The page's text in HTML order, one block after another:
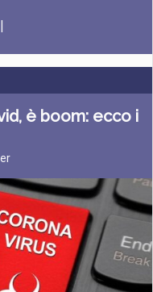
è boom: ecco i